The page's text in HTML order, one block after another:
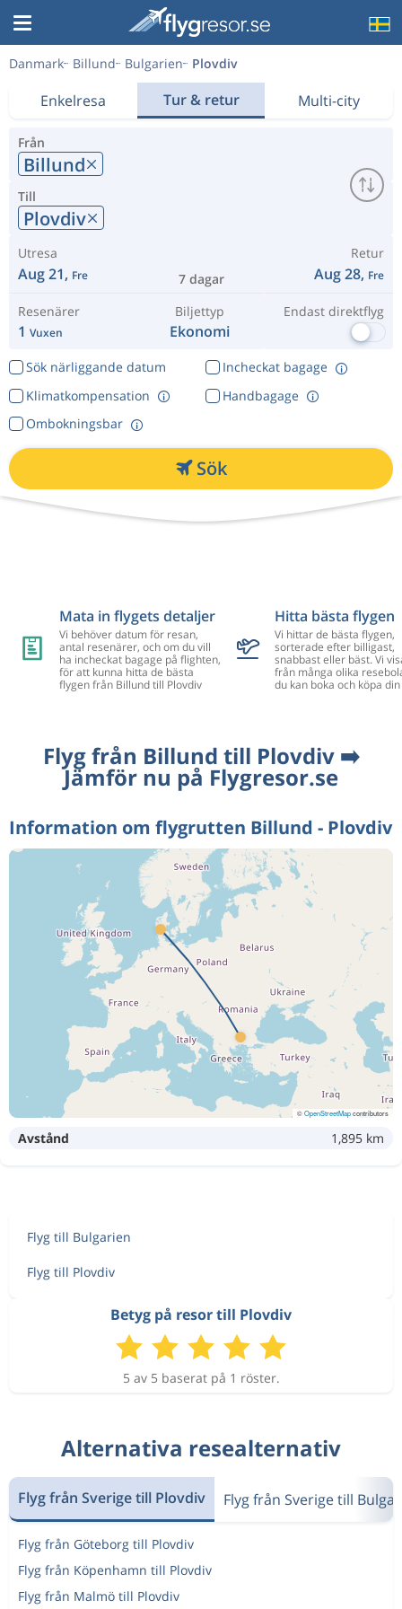
Danmark Billund Bulgarien Plovdiv
Enkelresa Tur & retur Multi-city
Från
Billund
Till
Plovdiv
Utresa
Aug 21, Fre 7 dagar
Retur
Aug 28, Fre
Resenärer
1 Vuxen
Biljettyp
Ekonomi
Endast direktflyg
Sök närliggande datum
Incheckat bagage
Klimatkompensation
Ombokningsbar
Handbagage
Sök
Mata in flygets detaljer
Vi behöver datum för resan,
antal resenärer, och om du vill
ha incheckat bagage på flighten,
för att kunna hitta de bästa
flygen från Billund till Plovdiv
Hitta bästa flygen
Vi hittar de bästa flygen,
sorterade efter billigast,
snabbast eller bäst. Vi
från många olika
du kan boka och köpa
Flyg från Billund till Plovdiv ➡️
Jämför nu på Flygresor.se
Information om flygrutten Billund - Plovdiv
©OpenStreetMapcontributors
Avstånd 1,895 km
Flyg till Bulgarien
Flyg till Plovdiv
Betyg på resor till Plovdiv
5 av 5 baserat på 1 röster.
Alternativa resealternativ
Flyg från Sverige till Plovdiv Flyg från Sverige till
Flyg från Göteborg till Plovdiv
Flyg från Köpenhamn till Plovdiv
Flyg från Malmö till Plovdiv